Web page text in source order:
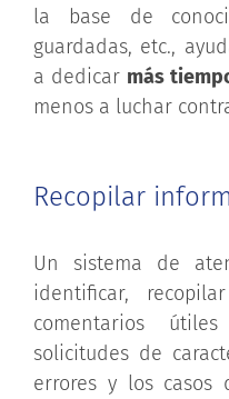
la base de
guardadas, etc.,
a dedicar más
menos a luchar
Recopilar
Un sistema de
identificar,
comentarios
solicitudes de
errores y los casos